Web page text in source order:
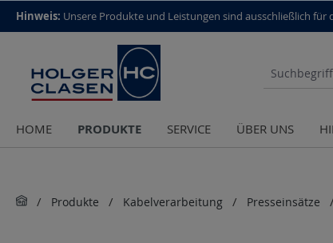
top scroll helper
Hinweis: Unsere Produkte und Leistungen sind aus­schließlich für
HOME PRODUKTE SERVICE ÜBER UNS
Produkte Kabelverarbeitung Presseinsätze